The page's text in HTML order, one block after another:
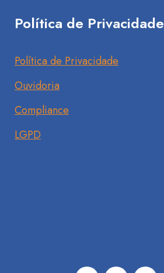
Política de Privacidade
Política de Privacidade
Ouvidoria
Compliance
LGPD